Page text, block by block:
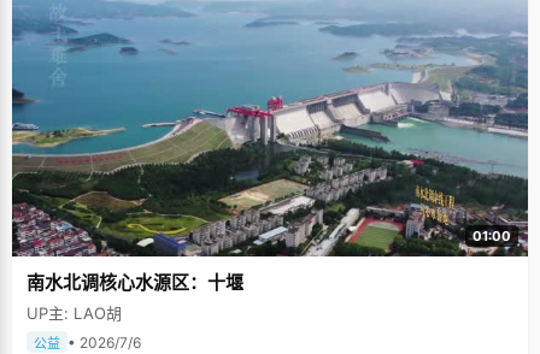
01:00
南水北调核心水源区：十堰
UP主: LAO胡
公益 • 2026/7/6